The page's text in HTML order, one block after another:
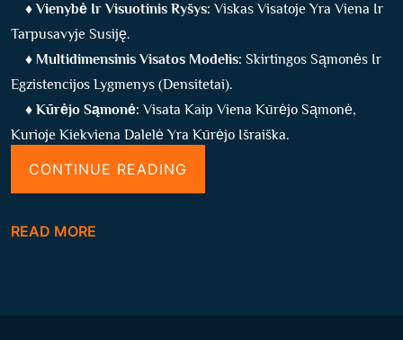
♦Vienybė Ir Visuotinis Ryšys: Viskas Visatoje Yra Viena Ir
Tarpusavyje Susiję.
♦ Multidimensinis Visatos Modelis: Skirtingos Sąmonės Ir
Egzistencijos Lygmenys (densitetai).
♦ Kūrėjo Sąmonė: Visata Kaip Viena Kūrėjo Sąmonė,
Kurioje Kiekviena Dalelė Yra Kūrėjo Išraiška.
CONTINUE READING
V
READ MORE